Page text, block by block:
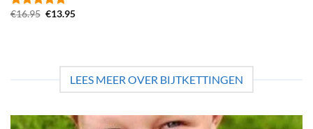
Gewaardeerd
€16.95 Oorspronkelijke
€13.95Huidige
LEES MEER OVER BIJTKETTINGEN